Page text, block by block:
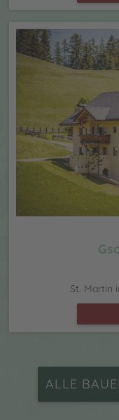
St. Martin
ALLE